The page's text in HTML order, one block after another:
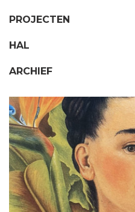
PROJECTEN
HAL
ARCHIEF